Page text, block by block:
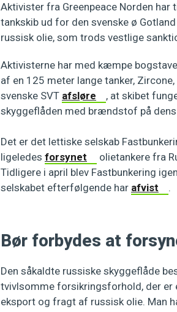
Aktivister fra Greenpeace Norden
tankskib ud for den svenske ø
russisk olie, som trods vestlige
Aktivisterne har med kæmpe
af en 125 meter lange tanker,
svenske SVT afsløre
, at skibet
skyggeflåden med brændstof på
Det er det lettiske selskab
ligeledes forsynet
olietankere fra
Tidligere i april blev Fastbunkering
selskabet efterfølgende har afvist .
Bør forbydes at
Den såkaldte russiske skyggeflåde
tvivlsomme forsikringsforhold, der er
eksport og fragt af russisk olie. Man